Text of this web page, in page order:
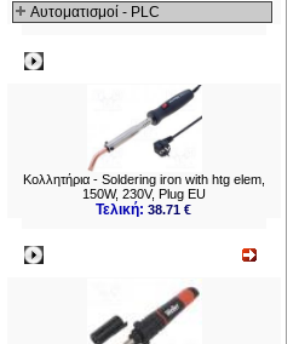
Αυτοματισμοί - PLC
Κολλητήρια - Soldering iron with htg elem,
150W, 230V, Plug EU
Τελική:38.71 €